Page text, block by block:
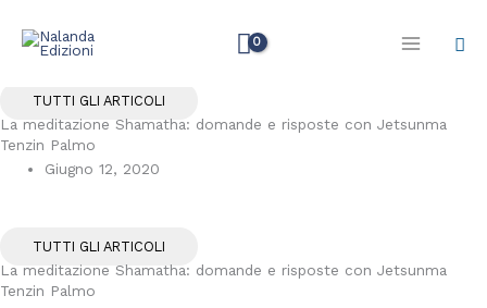
TUTTI GLI ARTICOLI
La meditazione Shamatha: domande e risposte con Jetsunma
Tenzin Palmo
Giugno 12, 2020
TUTTI GLI ARTICOLI
La meditazione Shamatha: domande e risposte con Jetsunma
Tenzin Palmo